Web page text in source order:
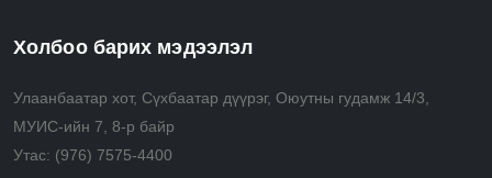
Холбоо барих мэдээлэл
Улаанбаатар хот, Сүхбаатар дүүрэг, Оюутны гудамж 14/3,
МУИС-ийн 7, 8-р байр
Утас: (976) 7575-4400